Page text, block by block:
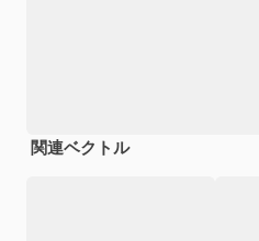
関連ベクトル